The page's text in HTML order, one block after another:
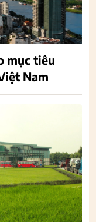
mục tiêu
Nam